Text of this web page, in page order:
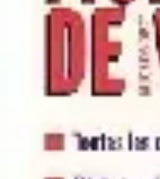
Solution Rachat
Projet immobilier
Problèmes financiers Comparatifs